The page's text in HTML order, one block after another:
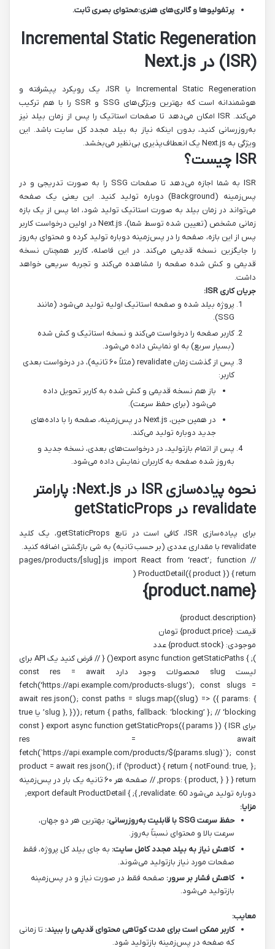
پرتفولیوها و گالری‌های هنری:محتوای بصری ثابت.
Incremental Static Regeneration
(ISR) در Next.js
Incremental Static Regeneration یا ISR، یک رویکرد پیشرفته و
هوشمندانه است که بهترین ویژگی‌های SSG و SSR را با هم ترکیب
می‌کند. ISR امکان می‌دهد تا صفحات استاتیک را پس از زمان بیلد نیز
به‌روزرسانی کنید، بدون اینکه نیاز به بیلد مجدد کل سایت باشد. این
ویژگی به Next.js یک انعطاف‌پذیری بی‌نظیر می‌بخشد.
ISR چیست؟
ISR به شما اجازه می‌دهد تا صفحات SSG را به صورت تدریجی و در
پس‌زمینه (Background) دوباره تولید کنید. این یعنی یک صفحه
می‌تواند در زمان بیلد به صورت استاتیک تولید شود، اما پس از یک بازه
زمانی مشخص (تعیین شده توسط شما)، Next.js در اولین درخواست کاربر
پس از این بازه، صفحه را در پس‌زمینه دوباره تولید کرده و محتوای به‌روز
را جایگزین نسخه قدیمی می‌کند. در این فاصله، کاربر همچنان نسخه
قدیمی و کش شده صفحه را مشاهده می‌کند و تجربه سریعی خواهد
داشت.
جریان کاری ISR:
پروژه بیلد شده و صفحه استاتیک اولیه تولید می‌شود (مانند
SSG).
کاربر صفحه را درخواست می‌کند و نسخه استاتیک و کش شده
(بسیار سریع) به او نمایش داده می‌شود.
پس از گذشت زمان revalidate (مثلاً ۶۰ ثانیه)، در درخواست بعدی
کاربر:
باز هم نسخه قدیمی و کش شده به کاربر تحویل داده
می‌شود (برای حفظ سرعت).
در همین حین، Next.js در پس‌زمینه، صفحه را با داده‌های
جدید دوباره تولید می‌کند.
پس از اتمام بازتولید، در درخواست‌های بعدی، نسخه جدید و
به‌روز شده صفحه به کاربران نمایش داده می‌شود.
نحوه پیاده‌سازی ISR در Next.js: پارامتر
revalidate در getStaticProps
برای پیاده‌سازی ISR، کافی است در تابع getStaticProps، یک کلید
revalidate با مقداری عددی (بر حسب ثانیه) به شی بازگشتی اضافه کنید.
// pages/products/[slug].js import React from ‘react’; function
ProductDetail({ product }) { return (
{product.name}
{product.description}
قیمت: {product.price} تومان
موجودی: {product.stock} عدد
); } export async function getStaticPaths() { // فرض کنید یک API برای
لیست slug محصولات وجود دارد const res = await
fetch(‘https://api.example.com/products-slugs’); const slugs =
await res.json(); const paths = slugs.map((slug) => ({ params: {
slug }, })); return { paths, fallback: ‘blocking’ }; // ‘blocking’ یا true
برای ISR } export async function getStaticProps({ params }) { const
res = await
fetch(`https://api.example.com/products/${params.slug}`); const
product = await res.json(); if (!product) { return { notFound: true, };
} return { props: { product, }, // صفحه هر ۶۰ ثانیه یک بار در پس‌زمینه
دوباره تولید می‌شود revalidate: 60, }; } export default ProductDetail;
مزایا:
حفظ سرعت SSG با قابلیت به‌روزرسانی:
بهترین هر دو جهان،
سرعت بالا و محتوای نسبتاً به‌روز.
کاهش نیاز به بیلد مجدد کامل سایت: به جای بیلد کل پروژه، فقط
صفحات مورد نیاز بازتولید می‌شوند.
کاهش فشار بر سرور: صفحه فقط در صورت نیاز و در پس‌زمینه
بازتولید می‌شود.
معایب:
کاربر ممکن است برای مدت کوتاهی محتوای قدیمی را ببیند: تا زمانی
که صفحه در پس‌زمینه بازتولید شود.